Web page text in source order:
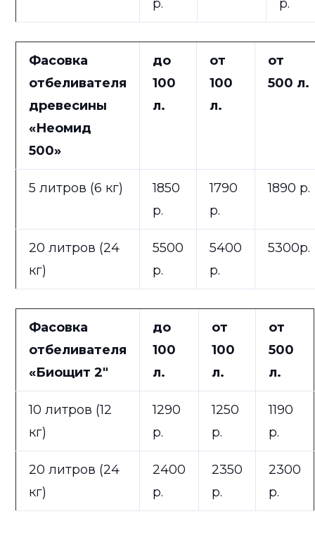
р. р.
Фасовка
отбеливателя
древесины
«Неомид
500»
до
100
л.
от
100
л.
от
500 л.
5 литров (6 кг)
1850
р.
1790
р.
1890 р.
20 литров (24
кг)
5500
р.
5400
р.
5300р.
Фасовка
отбеливателя
«Биощит 2″
до
100
л.
от
100
л.
от
500
л.
10 литров (12
кг)
1290
р.
1250
р.
1190
р.
20 литров (24
кг)
2400
р.
2350
р.
2300
р.